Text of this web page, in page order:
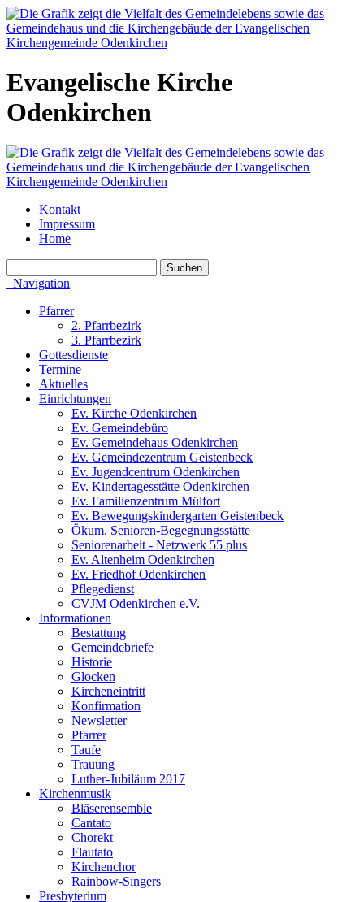
Evangelische Kirche
Odenkirchen
Kontakt
Impressum
Home
Navigation
Pfarrer
2. Pfarrbezirk
3. Pfarrbezirk
Gottesdienste
Termine
Aktuelles
Einrichtungen
Ev. Kirche Odenkirchen
Ev. Gemeindebüro
Ev. Gemeindehaus Odenkirchen
Ev. Gemeindezentrum Geistenbeck
Ev. Jugendcentrum Odenkirchen
Ev. Kindertagesstätte Odenkirchen
Ev. Familienzentrum Mülfort
Ev. Bewegungskindergarten Geistenbeck
Ökum. Senioren-Begegnungsstätte
Seniorenarbeit - Netzwerk 55 plus
Ev. Altenheim Odenkirchen
Ev. Friedhof Odenkirchen
Pflegedienst
CVJM Odenkirchen e.V.
Informationen
Bestattung
Gemeindebriefe
Historie
Glocken
Kircheneintritt
Konfirmation
Newsletter
Pfarrer
Taufe
Trauung
Luther-Jubiläum 2017
Kirchenmusik
Bläserensemble
Cantato
Chorekt
Flautato
Kirchenchor
Rainbow-Singers
Presbyterium